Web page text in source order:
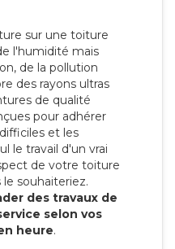
sur une toiture
l'humidité mais
de la pollution
des rayons ultras
de qualité
pour adhérer
et les
le travail d'un vrai
de votre toiture
souhaiteriez.
des travaux de
selon vos
heure.